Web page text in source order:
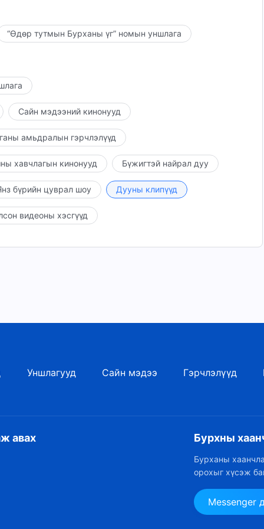
“Өдөр тутмын Бурханы үг” номын уншлага
Сайн мэдээний кинонууд
амьдралын гэрчлэлүүд
хавчлагын кинонууд Бүжигтэй найрал дуу
бүрийн цуврал шоу Дууны клипүүд
видеоны хэсгүүд
Уншлагууд Сайн мэдээ Гэрчлэлүүд
авах Бурхны
Бурханы
орохыг хүсэж
Messenger